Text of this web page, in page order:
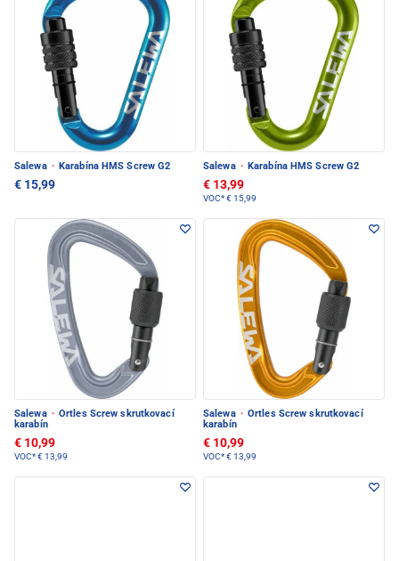
Salewa · Karabína HMS Screw G2
€ 15,99
Salewa · Karabína HMS Screw G2
€ 13,99
VOC*€ 15,99
Salewa · Ortles Screw skrutkovací
karabín
€ 10,99
VOC*€ 13,99
Salewa · Ortles Screw skrutkovací
karabín
€ 10,99
VOC*€ 13,99